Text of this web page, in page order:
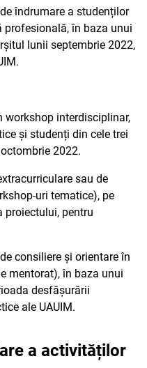
îndrumare a studenților
profesională, în baza unui
lunii septembrie 2022,
workshop interdisciplinar,
și studenți din cele trei
2022.
sau de
uri tematice), pe
proiectului, pentru
consiliere și orientare în
mentorat), în baza unui
desfășurării
ale UAUIM.
a activităților